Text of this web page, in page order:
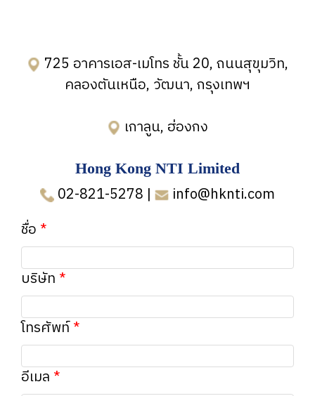
725 อาคารเอส-เมโทร ชั้น 20, ถนนสุขุมวิท,
คลองตันเหนือ, วัฒนา, กรุงเทพฯ
เกาลูน, ฮ่องกง
Hong Kong NTI Limited
02-821-5278 |
info@hknti.com
ชื่อ
บริษัท
โทรศัพท์
อีเมล